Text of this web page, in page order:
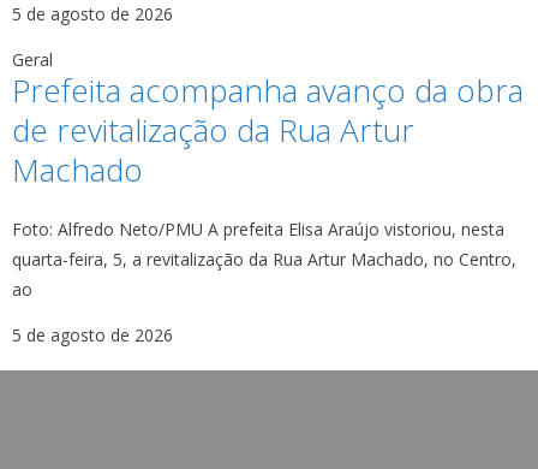
5 de agosto de 2026
Geral
Prefeita acompanha avanço da obra
de revitalização da Rua Artur
Machado
Foto: Alfredo Neto/PMU A prefeita Elisa Araújo vistoriou, nesta
quarta-feira, 5, a revitalização da Rua Artur Machado, no Centro,
ao
5 de agosto de 2026